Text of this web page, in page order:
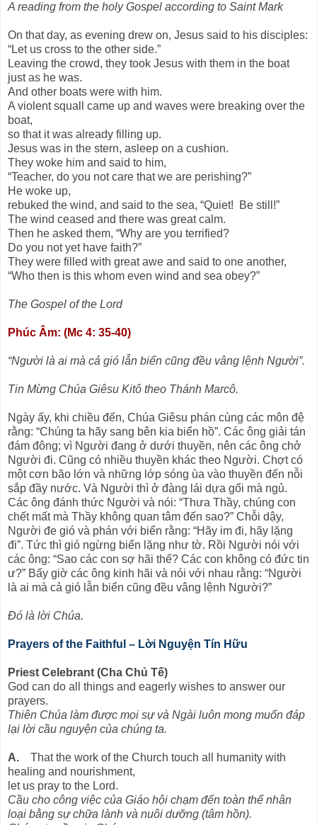
A reading from the holy Gospel according to Saint Mark
On that day, as evening drew on, Jesus said to his disciples:
“Let us cross to the other side.”
Leaving the crowd, they took Jesus with them in the boat
just as he was.
And other boats were with him.
A violent squall came up and waves were breaking over the
boat,
so that it was already filling up.
Jesus was in the stern, asleep on a cushion.
They woke him and said to him,
“Teacher, do you not care that we are perishing?”
He woke up,
rebuked the wind, and said to the sea, “Quiet! Be still!”
The wind ceased and there was great calm.
Then he asked them, “Why are you terrified?
Do you not yet have faith?”
They were filled with great awe and said to one another,
“Who then is this whom even wind and sea obey?”
The Gospel of the Lord
Phúc Âm: (Mc 4: 35-40)
“Người là ai mà cả gió lẫn biển cũng đều vâng lệnh Người”.
Tin Mừng Chúa Giêsu Kitô theo Thánh Marcô.
Ngày ấy, khi chiều đến, Chúa Giêsu phán cùng các môn đệ
rằng: “Chúng ta hãy sang bên kia biển hồ”. Các ông giải tán
đám đông; vì Người đang ở dưới thuyền, nên các ông chở
Người đi. Cũng có nhiều thuyền khác theo Người. Chợt có
một cơn bão lớn và những lớp sóng ùa vào thuyền đến nỗi
sắp đầy nước. Và Người thì ở đàng lái dựa gối mà ngủ.
Các ông đánh thức Người và nói: “Thưa Thầy, chúng con
chết mất mà Thầy không quan tâm đến sao?” Chỗi dậy,
Người đe gió và phán với biển rằng: “Hãy im đi, hãy lặng
đi”. Tức thì gió ngừng biển lặng như tờ. Rồi Người nói với
các ông: “Sao các con sợ hãi thế? Các con không có đức tin
ư?” Bấy giờ các ông kinh hãi và nói với nhau rằng: “Người
là ai mà cả gió lẫn biển cũng đều vâng lệnh Người?”
Ðó là lời Chúa.
Prayers of the Faithful – Lời Nguyện Tín Hữu
Priest Celebrant (Cha Chủ Tế)
God can do all things and eagerly wishes to answer our
prayers.
Thiên Chúa làm được mọi sự và Ngài luôn mong muốn đáp
lại lời cầu nguyện của chúng ta.
A.
That the work of the Church touch all humanity with
healing and nourishment,
let us pray to the Lord.
Cầu cho công việc của Giáo hội chạm đến toàn thể nhân
loại bằng sự chữa lành và nuôi dưỡng (tâm hồn).